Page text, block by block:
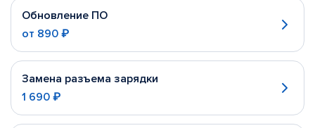
Обновление ПО
от 890 ₽
Замена разъема зарядки
1 690 ₽